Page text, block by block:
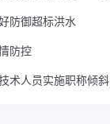
防御超标洪水
防控
术人员实施职称倾斜